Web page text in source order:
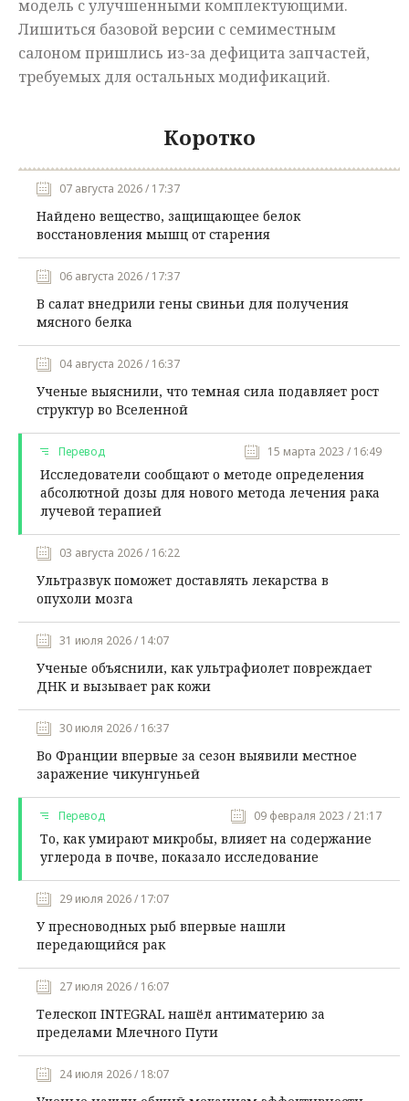
модель с улучшенными комплектующими.
Лишиться базовой версии с семиместным
салоном пришлись из-за дефицита запчастей,
требуемых для остальных модификаций.
Коротко
07 августа 2026 / 17:37
Найдено вещество, защищающее белок
восстановления мышц от старения
06 августа 2026 / 17:37
В салат внедрили гены свиньи для получения
мясного белка
04 августа 2026 / 16:37
Ученые выяснили, что темная сила подавляет рост
структур во Вселенной
Перевод 15 марта 2023 / 16:49
Исследователи сообщают о методе определения
абсолютной дозы для нового метода лечения рака
лучевой терапией
03 августа 2026 / 16:22
Ультразвук поможет доставлять лекарства в
опухоли мозга
31 июля 2026 / 14:07
Ученые объяснили, как ультрафиолет повреждает
ДНК и вызывает рак кожи
30 июля 2026 / 16:37
Во Франции впервые за сезон выявили местное
заражение чикунгуньей
Перевод 09 февраля 2023 / 21:17
То, как умирают микробы, влияет на содержание
углерода в почве, показало исследование
29 июля 2026 / 17:07
У пресноводных рыб впервые нашли
передающийся рак
27 июля 2026 / 16:07
Телескоп INTEGRAL нашёл антиматерию за
пределами Млечного Пути
24 июля 2026 / 18:07